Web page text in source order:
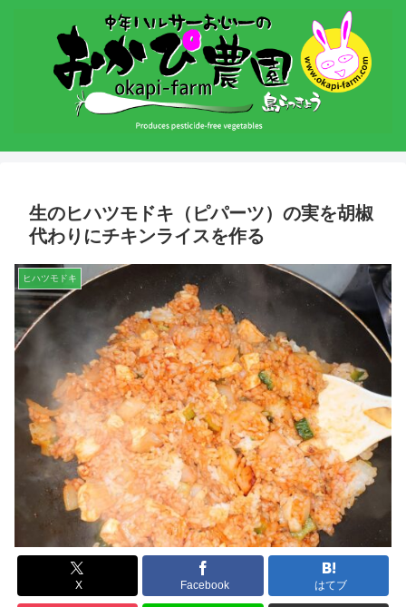
生のヒハツモドキ（ピパーツ）の実を胡椒
代わりにチキンライスを作る
ヒハツモドキ
X Facebook はてブ